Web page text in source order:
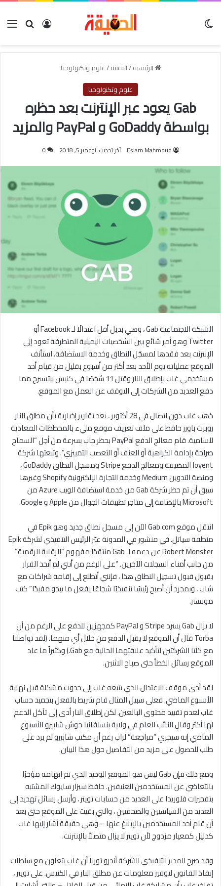
بحث عنتسجيل
الرئيسية/التقنية/علوم وتكنولوجيا
علوم وتكنولوجيا
Gab يعود عبر الإنترنت بعد حظره
بواسطة GoDaddy و PayPal والمزيد
Eslam Mahmoud آخر تحديث: نوفمبر 5, 2018 0
الشبكة الاجتماعية Gab ، وهي بديل أقل اعتدالًا لـ Facebook أو
Twitter وهو أمر شائع بين الشخصيات اليمينية المتطرفة تعود إلى
الإنترنت بعد فقدها لمسجّل النطاق وخدمة الاستضافة. استأنف
الموقع عملياته يوم الأحد بعد أكثر من أسبوع بقليل من قيام أحد
مستخدمي غاب بإطلاق النار وقتل 11 شخصًا في كنيس بيتسبرج مما
دفع العديد من الشركات إلى التوقف عن العمل مع الموقع.
ذهب غاب دون اتصال في 28 أكتوبر ، بعد تقارير إخبارية بأن مطلق النار
روبرت باورز حافظ على ملف تعريف موقع مليء بالمخططات المعادية
للسامية. قام معالج الدفع PayPal بحظر جاب بسرعة من أجل “السماح
صراحة بإدامة الكراهية أو العنف أو التعصب التمييزي”. وتبعتها شركة
Joyent المضيفة ومعالج الدفع Stripe ومسجل النطاق GoDaddy ،
ومنصة التدوين Medium وخدمة التجارة الإلكترونية Shopify وغيرها
سبق أن تم حظر شركة Gab من خدمة استضافة الويب Azure من
Microsoft بالإضافة إلى متاجر تطبيقات الجوال من Apple و Google.
انتقل موقع Gab.com الآن إلى مسجل نطاق جديد وهو Epik في
منطقة سياتل. في منشور في المدونة عبّر الرئيس التنفيذي لشركة Epik
Robert Monster عن دعمه لـ Gab منتقدًا مفهوم “الرقابة الرقمية”
من جانب أمناء السجلات الآخرين. “على الرغم من أنني لم أتخذ القرار
بقبول قبول تسجيل النطاق هذا ، فإنني أتطلع إلى إقامة شراكات مع
شاب ، وبمجرد أن أصبح رئيسًا تنفيذيًا شجاعًا يفعل ما يبدو مفيدًا” كتب
مونستر.
لا يزال Gab يسرد Stripe و PayPal كمجهزين للدفع على الرغم من أن
Torba قال أن الموقع لا يقبل الدفع من خلال أي منهما. (لقد تواصلنا
مع كلتا الشركتين لتأكيد علاقتهما الحالية مع Gab.) وكثيراً ما عاد
الموقع رسائل الخطأ حتى صباح الاثنين.
لقد أدى موقف الاعتدال الذي يتبعه غاب إلى حدوث مشكلة قبل نهاية
الأسبوع الماضي. فعلى سبيل المثال قام شريط بالفعل بتجميد حساب
غاب لعدم تقييد محتوى البالغين. لكن إطلاق النار أدى إلى تآكل الدعم
لها أكثر وقال النائب العام في ولاية بنسلفانيا جوش شابيرو الأسبوع
الماضي إنه سيجري “مراجعة” لراب رغم أن مكتب شابيرو لم يرد على
طلب للحصول على مزيد من التفاصيل حول هذا البيان.
ومع ذلك فإن Gab ليس هو الموقع الوحيد الذي تم اتهامه مؤخرًا
بالتغاضي عن المستخدمين العنيفين. حافظ سيزار سايوك المشتبه
بتفجيرات فلوريدا على العديد من حسابات تويتر ، وأرسل رسائل تهديد إلى
العديد من السياسيين والصحفيين ، والتي بقيت على الموقع حتى بعد
أن قام أحد المستخدمين بالإبلاغ عنها – وهي حقيقة أشار إليها غاب
كدليل كمعيار مزدوج لأن تويتر لا يزال متصلاً بالإنترنت.
وقد صرح المدير التنفيذي للشركة أندرو توربا أن غاب يتعاون مع سلطات
إنفاذ القانون لتوفير معلومات عن مطلق النار في الكنيس. على تويتر ،